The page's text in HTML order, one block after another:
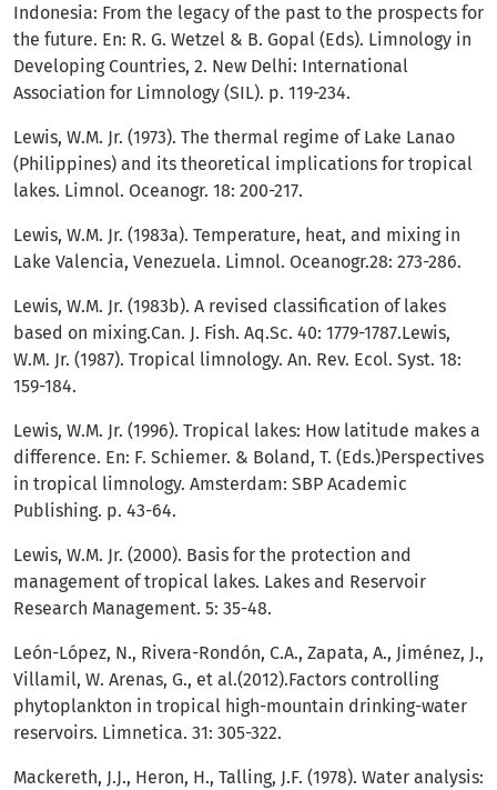
Indonesia: From the legacy of the past to the prospects for
the future. En: R. G. Wetzel & B. Gopal (Eds). Limnology in
Developing Countries, 2. New Delhi: International
Association for Limnology (SIL). p. 119-234.
Lewis, W.M. Jr. (1973). The thermal regime of Lake Lanao
(Philippines) and its theoretical implications for tropical
lakes. Limnol. Oceanogr. 18: 200-217.
Lewis, W.M. Jr. (1983a). Temperature, heat, and mixing in
Lake Valencia, Venezuela. Limnol. Oceanogr.28: 273-286.
Lewis, W.M. Jr. (1983b). A revised classification of lakes
based on mixing.Can. J. Fish. Aq.Sc. 40: 1779-1787.Lewis,
W.M. Jr. (1987). Tropical limnology. An. Rev. Ecol. Syst. 18:
159-184.
Lewis, W.M. Jr. (1996). Tropical lakes: How latitude makes a
difference. En: F. Schiemer. & Boland, T. (Eds.)Perspectives
in tropical limnology. Amsterdam: SBP Academic
Publishing. p. 43-64.
Lewis, W.M. Jr. (2000). Basis for the protection and
management of tropical lakes. Lakes and Reservoir
Research Management. 5: 35-48.
León-López, N., Rivera-Rondón, C.A., Zapata, A., Jiménez, J.,
Villamil, W. Arenas, G., et al.(2012).Factors controlling
phytoplankton in tropical high-mountain drinking-water
reservoirs. Limnetica. 31: 305-322.
Mackereth, J.J., Heron, H., Talling, J.F. (1978). Water analysis: